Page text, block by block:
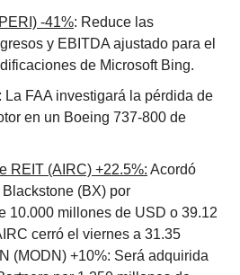
-41%: Reduce las
y EBITDA ajustado para el
de Microsoft Bing.
: La FAA investigará la pérdida de
en un Boeing 737-800 de
REIT (AIRC) +22.5%: Acordó
(BX) por
10.000 millones de USD o 39.12
cerró el viernes a 31.35
(MODN) +10%: Será adquirida